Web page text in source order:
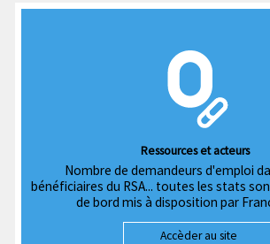
Ressources et acteurs
Nombre de demandeurs d'emploi
bénéficiaires du RSA... toutes les stats
de bord mis à disposition par
Accèder au site